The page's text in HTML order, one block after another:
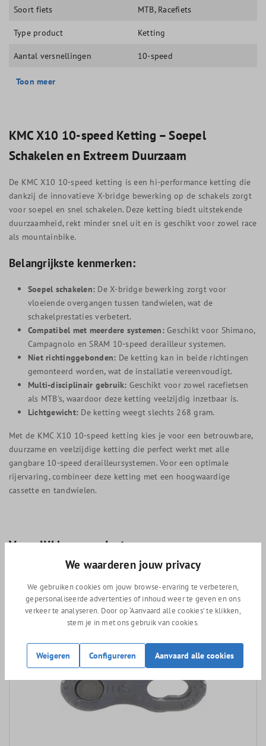
Soort fiets MTB, Racefiets
Type product Ketting
Aantal versnellingen 10-speed
Toon meer
KMC X10 10-speed Ketting – Soepel
Schakelen en Extreem Duurzaam
De KMC X10 10-speed ketting is een hi-performance ketting die
dankzij de innovatieve X-bridge bewerking op de schakels zorgt
voor soepel en snel schakelen. Deze ketting biedt uitstekende
duurzaamheid, rekt minder snel uit en is geschikt voor zowel race
als mountainbike.
Belangrijkste kenmerken:
Soepel schakelen: De X-bridge bewerking zorgt voor
vloeiende overgangen tussen tandwielen, wat de
schakelprestaties verbetert.
Compatibel met meerdere systemen:Geschikt voor Shimano,
Campagnolo en SRAM 10-speed derailleur systemen.
Niet richtinggebonden: De ketting kan in beide richtingen
gemonteerd worden, wat de installatie vereenvoudigt.
Multi-disciplinair gebruik: Geschikt voor zowel racefietsen
als MTB's, waardoor deze ketting veelzijdig inzetbaar is.
Lichtgewicht: De ketting weegt slechts 268 gram.
Met de KMC X10 10-speed ketting kies je voor een betrouwbare,
duurzame en veelzijdige ketting die perfect werkt met alle
gangbare 10-speed derailleursystemen. Voor een optimale
rijervaring, combineer deze ketting met een hoogwaardige
cassette en tandwielen.
Vergelijkbare producten
We waarderen jouw privacy
We gebruiken cookies om jouw browse-ervaring te verbeteren,
gepersonaliseerde advertenties of inhoud weer te geven en ons
verkeer te analyseren. Door op ‘Aanvaard alle cookies’ te klikken,
stem je in met ons gebruik van cookies.
Weigeren Configureren Aanvaard alle cookies